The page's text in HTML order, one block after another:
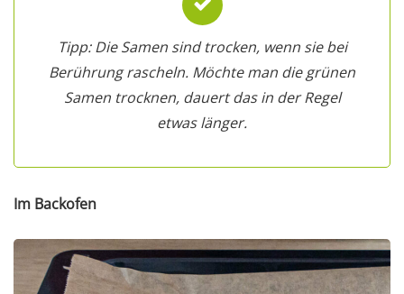
Tipp: Die Samen sind trocken, wenn sie bei
Berührung rascheln. Möchte man die grünen
Samen trocknen, dauert das in der Regel
etwas länger.
Im Backofen